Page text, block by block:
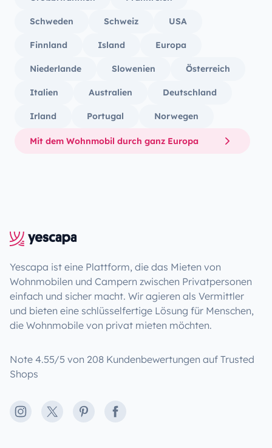
Schweden Schweiz USA
Finnland Island Europa
Niederlande Slowenien Österreich
Italien Australien Deutschland
Irland Portugal Norwegen
Mit dem Wohnmobil durch ganz Europa
Yescapa ist eine Plattform, die das Mieten von
Wohnmobilen und Campern zwischen Privatpersonen
einfach und sicher macht. Wir agieren als Vermittler
und bieten eine schlüsselfertige Lösung für Menschen,
die Wohnmobile von privat mieten möchten.
Note 4.55/5 von 208 Kundenbewertungen auf Trusted
Shops
Instagram
X PinterestFacebook